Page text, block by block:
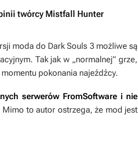
twórcy Mistfall Hunter
moda do Dark Souls 3możliwe są
Tak jak w „normalnej” grze,
pokonania najeźdźcy.
serwerów FromSoftware i nie
Mimo to autor ostrzega, że mod jest